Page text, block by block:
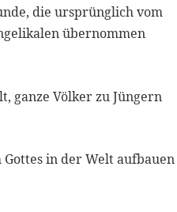
die ursprünglich vom
übernommen
ganze Völker zu Jüngern
in der Welt aufbauen